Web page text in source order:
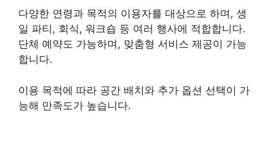
다양한 연령과 목적의 이용자를 대상으로 하며, 생
일 파티, 회식, 워크숍 등 여러 행사에 적합합니다.
단체 예약도 가능하며, 맞춤형 서비스 제공이 가능
합니다.
이용 목적에 따라 공간 배치와 추가 옵션 선택이 가
능해 만족도가 높습니다.